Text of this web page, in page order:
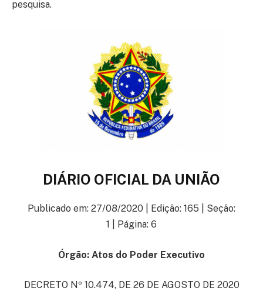
pesquisa.
DIÁRIO OFICIAL DA UNIÃO
Publicado em: 27/08/2020 | Edição: 165 | Seção:
1 | Página: 6
Órgão: Atos do Poder Executivo
DECRETO Nº 10.474, DE 26 DE AGOSTO DE 2020